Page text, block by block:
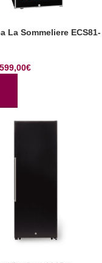
La Sommeliere ECS81-
599,00€
AL CARRITO